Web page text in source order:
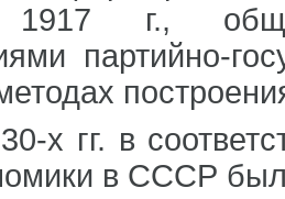
1917 г.,
партийно-
х гг. в
в СССР